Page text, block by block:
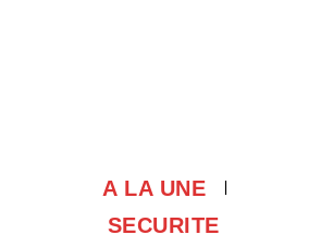
A LA UNE
SECURITE